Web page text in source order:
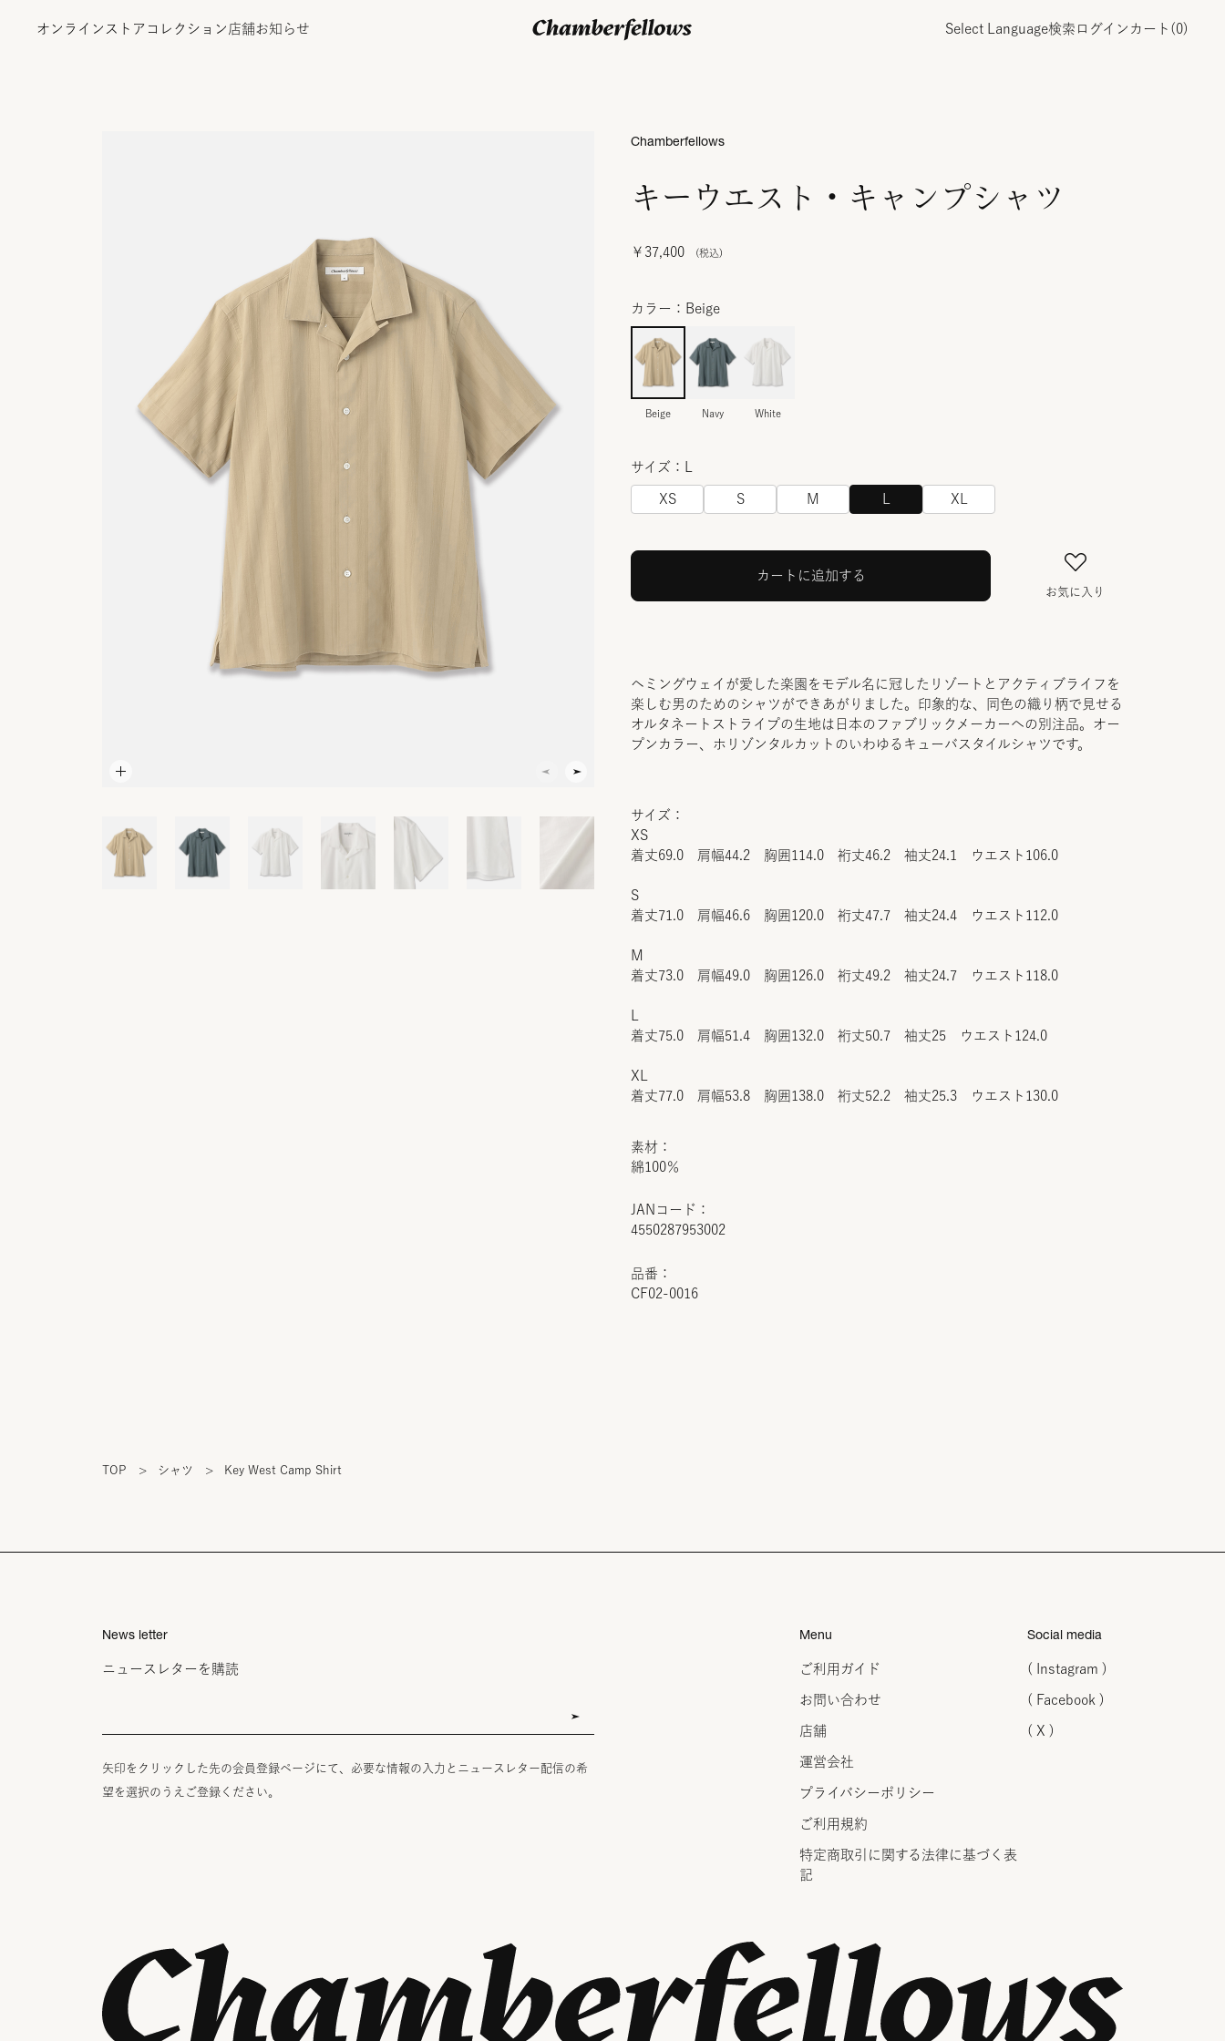
オンラインストア コレクション 店舗お知らせ Select Language検索 ログイン カート( 0)
キーウエスト・キャンプシャツ
￥37,400
JANコード：
4550287953002
品番：
CF02-0016
Chamberfellows
カラー：Beige
Beige Navy White
サイズ：L
XS S M XL
カートに追加する
お気に入り
ヘミングウェイが愛した楽園をモデル名に冠したリゾートとアクティブライフを
楽しむ男のためのシャツができあがりました。印象的な、同色の織り柄で見せる
オルタネートストライプの生地は日本のファブリックメーカーへの別注品。オー
プンカラー、ホリゾンタルカットのいわゆるキューバスタイルシャツです。
サイズ：
XS
着丈69.0 肩幅44.2 胸囲114.0 裄丈46.2 袖丈24.1 ウエスト106.0
S
着丈71.0 肩幅46.6 胸囲120.0 裄丈47.7 袖丈24.4 ウエスト112.0
M
着丈73.0 肩幅49.0 胸囲126.0 裄丈49.2 袖丈24.7 ウエスト118.0
着丈75.0 肩幅51.4 胸囲132.0 裄丈50.7 袖丈25 ウエスト124.0
XL
着丈77.0 肩幅53.8 胸囲138.0 裄丈52.2 袖丈25.3 ウエスト130.0
素材：
綿100％
TOP > シャツ > Key West Camp Shirt
News letter
ニュースレターを購読
矢印をクリックした先の会員登録ページにて、必要な情報の入力とニュースレター配信の希
望を選択のうえご登録ください。
Menu
ご利用ガイド
お問い合わせ
店舗
運営会社
プライバシーポリシー
ご利用規約
特定商取引に関する法律に 基づく表
記
Social media
( Instagram )
( Facebook )
( X )